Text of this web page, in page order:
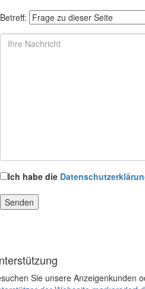
Betreff:
Ich habe die
Sie unsere Anzeigenkunden